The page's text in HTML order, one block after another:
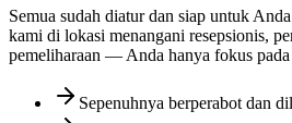
Semua sudah diatur dan siap untuk
kami di lokasi menangani resepsionis,
pemeliharaan — Anda hanya fokus
Sepenuhnya berperabot dan